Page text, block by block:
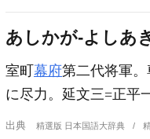
あしかが‐よしあ
室町幕府第二代将軍。
に尽力。延文三=正平
出典 精選版 日本国語大辞典